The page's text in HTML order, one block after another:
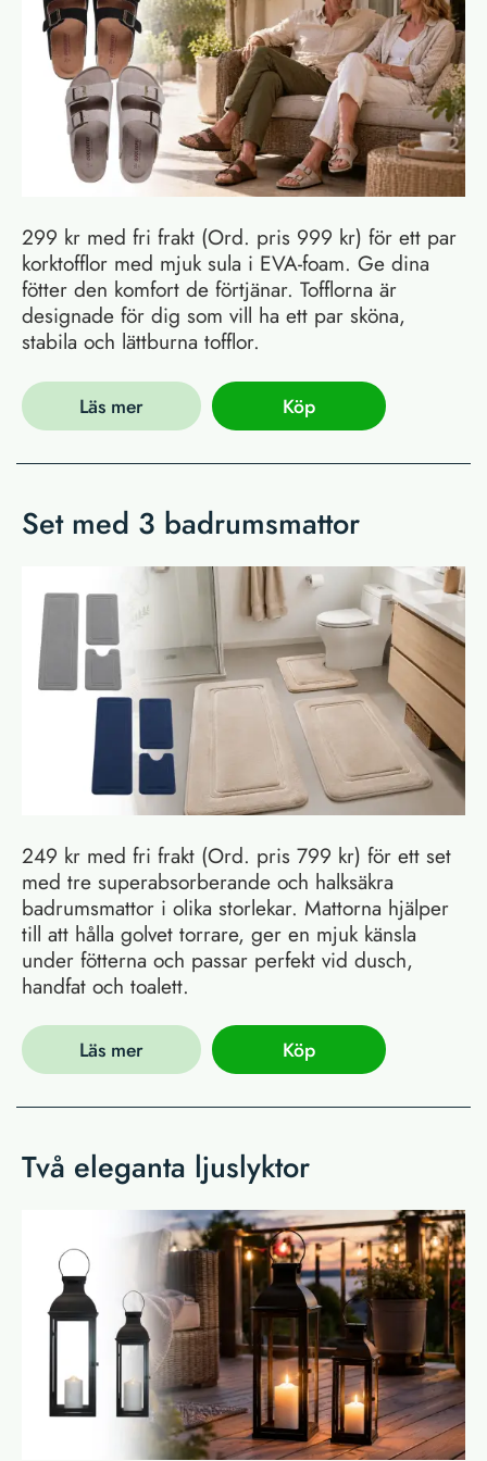
299 kr med fri frakt (Ord. pris 999 kr) för ett par
korktofflor med mjuk sula i EVA-foam. Ge dina
fötter den komfort de förtjänar. Tofflorna är
designade för dig som vill ha ett par sköna,
stabila och lättburna tofflor.
Läs mer Köp
Set med 3 badrumsmattor
249 kr med fri frakt (Ord. pris 799 kr) för ett set
med tre superabsorberande och halksäkra
badrumsmattor i olika storlekar. Mattorna hjälper
till att hålla golvet torrare, ger en mjuk känsla
under fötterna och passar perfekt vid dusch,
handfat och toalett.
Läs mer Köp
Två eleganta ljuslyktor